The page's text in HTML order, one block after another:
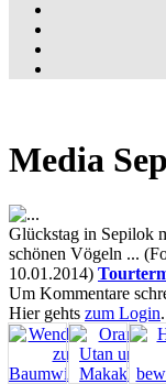
Media
Glückstag in Sepilok
schönen Vögeln ...
10.01.2014)
Um Kommentare
Hier gehts zum Login.